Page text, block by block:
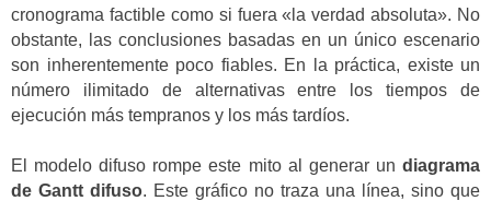
cronograma factible como si fuera «la verdad absoluta». No
obstante, las conclusiones basadas en un único escenario
son inherentemente poco fiables. En la práctica, existe un
número ilimitado de alternativas entre los tiempos de
ejecución más tempranos y los más tardíos.
El modelo difuso rompe este mito al generar un diagrama
de Gantt difuso. Este gráfico no traza una línea, sino que